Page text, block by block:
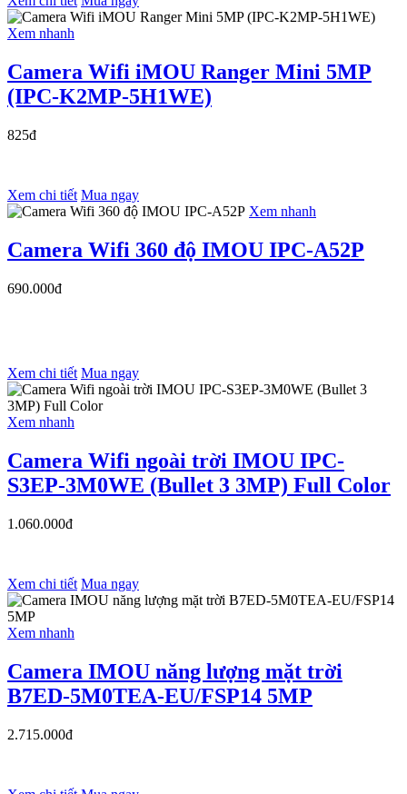
Xem nhanh
Camera Wifi iMOU Ranger Mini 5MP
(IPC-K2MP-5H1WE)
825đ
Xem chi tiết Mua ngay
Xem nhanh
Camera Wifi 360 độ IMOU IPC-A52P
690.000đ
Xem chi tiết Mua ngay
Xem nhanh
Camera Wifi ngoài trời IMOU IPC-
S3EP-3M0WE (Bullet 3 3MP) Full Color
1.060.000đ
Xem chi tiết Mua ngay
Xem nhanh
Camera IMOU năng lượng mặt trời
B7ED-5M0TEA-EU/FSP14 5MP
2.715.000đ